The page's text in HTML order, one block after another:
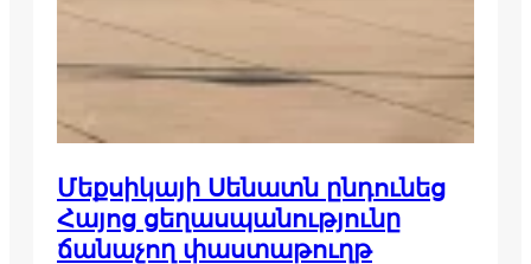
Մեքսիկայի Սենատն ընդունեց
Հայոց ցեղասպանությունը
ճանաչող փաստաթուղթ